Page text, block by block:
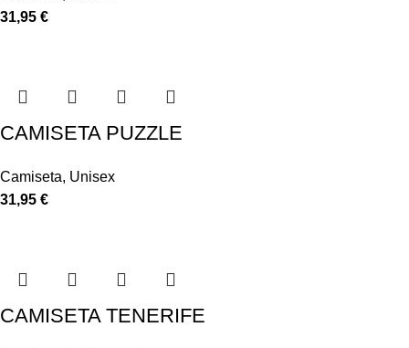
31,95 €
CAMISETA PUZZLE
Camiseta, Unisex
31,95 €
CAMISETA TENERIFE